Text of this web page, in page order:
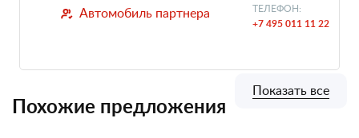
Автомобиль партнера ТЕЛЕФОН:
+7 495 011 11 22
Похожие предложения
Показать все